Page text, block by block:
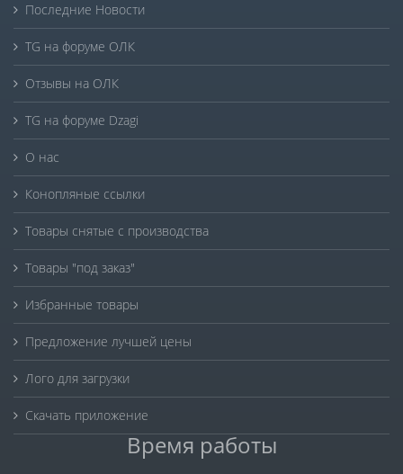
Последние Новости
TG на форуме ОЛК
Отзывы на ОЛК
TG на форуме Dzagi
О нас
Конопляные ссылки
Товары снятые с производства
Товары "под заказ"
Избранные товары
Предложение лучшей цены
Лого для загрузки
Скачать приложение
Время работы